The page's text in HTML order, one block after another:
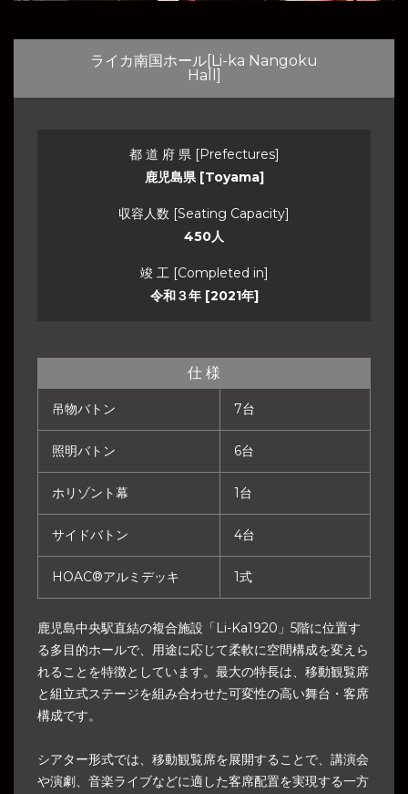
ライカ南国ホール[Li-ka Nangoku
Hall]
都 道 府 県 [Prefectures]
鹿児島県 [Toyama]
収容人数 [Seating Capacity]
450人
竣 工 [Completed in]
令和３年 [2021年]
仕 様
吊物バトン 7台
照明バトン 6台
ホリゾント幕 1台
サイドバトン 4台
HOAC®アルミデッキ 1式
鹿児島中央駅直結の複合施設「Li-Ka1920」5階に位置す
る多目的ホールで、用途に応じて柔軟に空間構成を変えら
れることを特徴としています。最大の特長は、移動観覧席
と組立式ステージを組み合わせた可変性の高い舞台・客席
構成です。
シアター形式では、移動観覧席を展開することで、講演会
や演劇、音楽ライブなどに適した客席配置を実現する一方